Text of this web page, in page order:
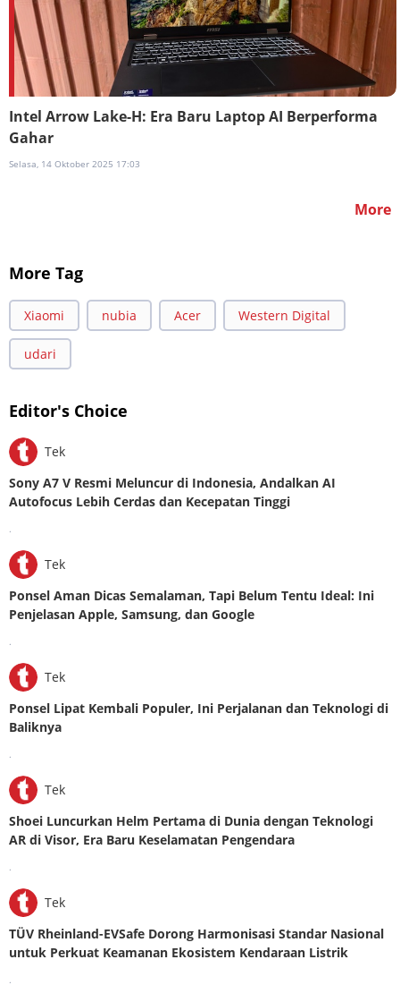
Intel Arrow Lake-H: Era Baru Laptop AI Berperforma
Gahar
Selasa, 14 Oktober 2025 17:03
More
More Tag
Xiaomi nubia Acer Western Digital
udari
Editor's Choice
Tek
Sony A7 V Resmi Meluncur di Indonesia, Andalkan AI
Autofocus Lebih Cerdas dan Kecepatan Tinggi
Tek
Ponsel Aman Dicas Semalaman, Tapi Belum Tentu Ideal: Ini
Penjelasan Apple, Samsung, dan Google
Tek
Ponsel Lipat Kembali Populer, Ini Perjalanan dan Teknologi di
Baliknya
Tek
Shoei Luncurkan Helm Pertama di Dunia dengan Teknologi
AR di Visor, Era Baru Keselamatan Pengendara
Tek
TÜV Rheinland-EVSafe Dorong Harmonisasi Standar Nasional
untuk Perkuat Keamanan Ekosistem Kendaraan Listrik